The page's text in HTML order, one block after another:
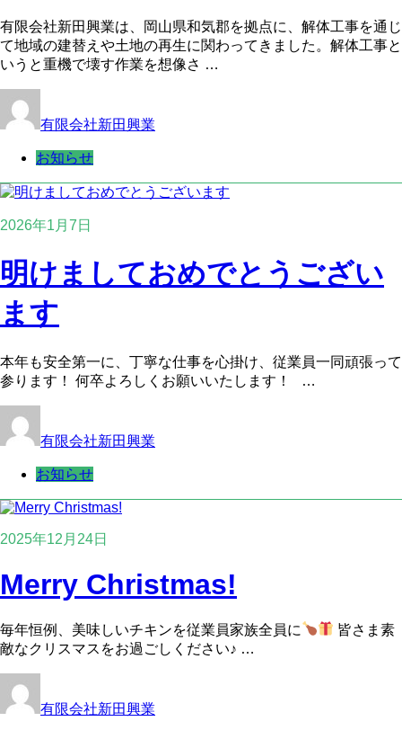
有限会社新田興業は、岡山県和気郡を拠点に、解体工事を通じ
て地域の建替えや土地の再生に関わってきました。解体工事と
いうと重機で壊す作業を想像さ …
有限会社新田興業
お知らせ
2026年1月7日
明けましておめでとうござい
ます
本年も安全第一に、丁寧な仕事を心掛け、従業員一同頑張って
参ります！ 何卒よろしくお願いいたします！ …
有限会社新田興業
お知らせ
2025年12月24日
Merry Christmas!
毎年恒例、美味しいチキンを従業員家族全員に
皆さま素
敵なクリスマスをお過ごしください♪ …
有限会社新田興業